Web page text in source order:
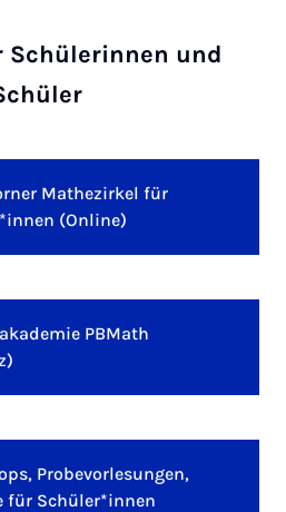
Schülerinnen und
Mathezirkel für
(Online)
PBMath
Probevorlesungen,
für Schüler*innen